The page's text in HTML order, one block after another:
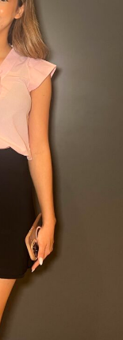
el futuro
una leyenda.